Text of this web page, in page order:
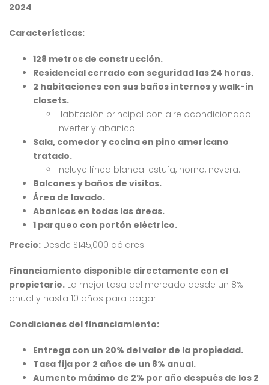
2024
Características:
128 metros de construcción.
Residencial cerrado con seguridad las 24 horas.
2 habitaciones con sus baños internos y walk-in
closets.
Habitación principal con aire acondicionado
inverter y abanico.
Sala, comedor y cocina en pino americano
tratado.
Incluye línea blanca: estufa, horno, nevera.
Balcones y baños de visitas.
Área de lavado.
Abanicos en todas las áreas.
1 parqueo con portón eléctrico.
Precio: Desde $145,000 dólares
Financiamiento disponible directamente con el
propietario. La mejor tasa del mercado desde un 8%
anual y hasta 10 años para pagar.
Condiciones del financiamiento:
Entrega con un 20% del valor de la propiedad.
Tasa fija por 2 años de un 8% anual.
Aumento máximo de 2% por año después de los 2
Venta Apartamento Residencial Amalia
Don Paco III, Santo Domingo Este, República Dominicana
Venta Villa En Crisfer Punta Cana
Crisfer Punta Cana, Calle Edgar Allan Poe, Punta Cana, República Dominicana
encontró ningún
No se encontró ningún
artículo